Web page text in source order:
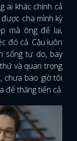
ai khác chính cả
cha mình kỳ
mà ông để lại,
đó cả. Cậu luôn
sống tự do, bay
và quan trọng
chưa bao giờ tôi
để thăng tiến cả.